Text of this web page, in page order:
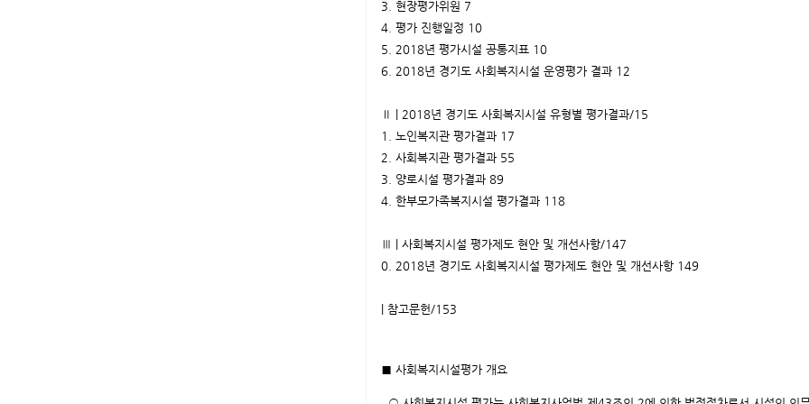
3. 현장평가위원 7
4. 평가 진행일정 10
5. 2018년 평가시설 공통지표 10
6. 2018년 경기도 사회복지시설 운영평가 결과 12
Ⅱ | 2018년 경기도 사회복지시설 유형별 평가결과/15
1. 노인복지관 평가결과 17
2. 사회복지관 평가결과 55
3. 양로시설 평가결과 89
4. 한부모가족복지시설 평가결과 118
Ⅲ | 사회복지시설 평가제도 현안 및 개선사항/147
0. 2018년 경기도 사회복지시설 평가제도 현안 및 개선사항 149
| 참고문헌/153
■ 사회복지시설평가 개요